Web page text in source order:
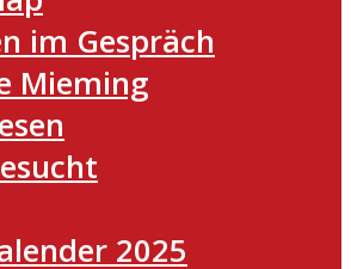
im Gespräch
Mieming
2025